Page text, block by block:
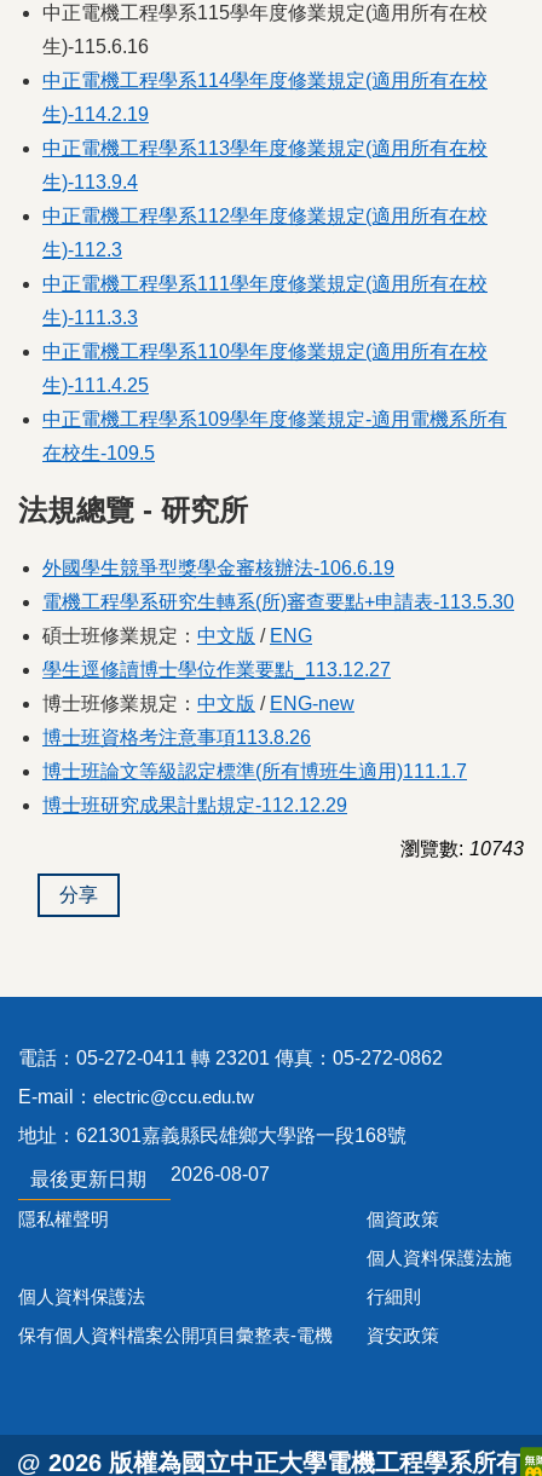
中正電機工程學系115學年度修業規定(適用所有在校
生)-115.6.16
中正電機工程學系114學年度修業規定(適用所有在校
生)-114.2.19
中正電機工程學系113學年度修業規定(適用所有在校
生)-113.9.4
中正電機工程學系112學年度修業規定(適用所有在校
生)-112.3
中正電機工程學系111學年度修業規定(適用所有在校
生)-111.3.3
中正電機工程學系110學年度修業規定(適用所有在校
生)-111.4.25
中正電機工程學系109學年度修業規定-適用電機系所有
在校生-109.5
法規總覽 - 研究所
外國學生競爭型獎學金審核辦法-106.6.19
電機工程學系研究生轉系(所)審查要點+申請表-113.5.30
碩士班修業規定： 中文版 / ENG
學生逕修讀博士學位作業要點_113.12.27
博士班修業規定： 中文版 / ENG-new
博士班資格考注意事項113.8.26
博士班論文等級認定標準(所有博班生適用)111.1.7
博士班研究成果計點規定-112.12.29
瀏覽數: 10743
分享
電話：05-272-0411 轉 23201 傳真：05-272-0862
E-mail： electric@ccu.edu.tw
地址：621301嘉義縣民雄鄉大學路一段168號
最後更新日期 2026-08-07
隱私權聲明 個資政策
個人資料保護法
個人資料保護法施
行細則
保有個人資料檔案公開項目彙整表-電機
資安政策
@ 2026 版權為國立中正大學電機工程學系所有